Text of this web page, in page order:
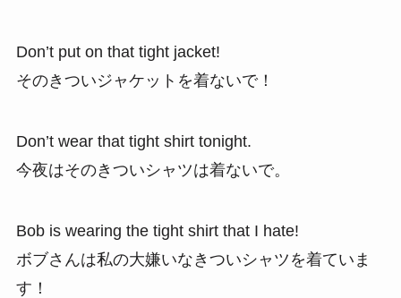
Don’t put on that tight jacket!
そのきついジャケットを着ないで！
Don’t wear that tight shirt tonight.
今夜はそのきついシャツは着ないで。
Bob is wearing the tight shirt that I hate!
ボブさんは私の大嫌いなきついシャツを着ていま
す！